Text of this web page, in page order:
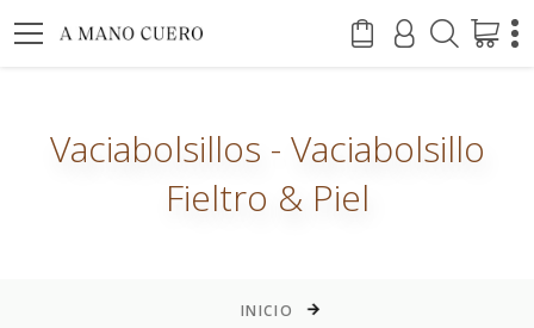
Vaciabolsillos - Vaciabolsillo
Fieltro & Piel
INICIO